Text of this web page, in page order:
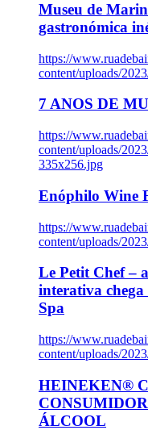
Museu de
gastronómica
https://
content/uploads/
7 ANOS DE
https://
content/uploads/
335x256.jpg
Enóphilo Wine
https://
content/uploads/
Le Petit Chef –
interativa
Spa
https://
content/uploads/
HEINEKEN®
ÁLCOOL